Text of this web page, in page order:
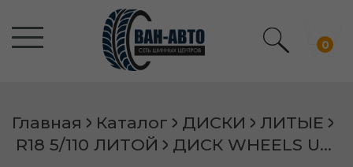
0
Главная Каталог ДИСКИ
ЛИТЫЕ
R18 5/110 ЛИТОЙ
ДИСК WHEELS UP UP109 7,0X18 5/110 ET38 L65,1 GB